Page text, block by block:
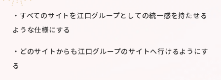
・すべてのサイトを江口グループとしての統一感を持たせる
ような仕様にする
・どのサイトからも江口グループのサイトへ行けるようにす
る